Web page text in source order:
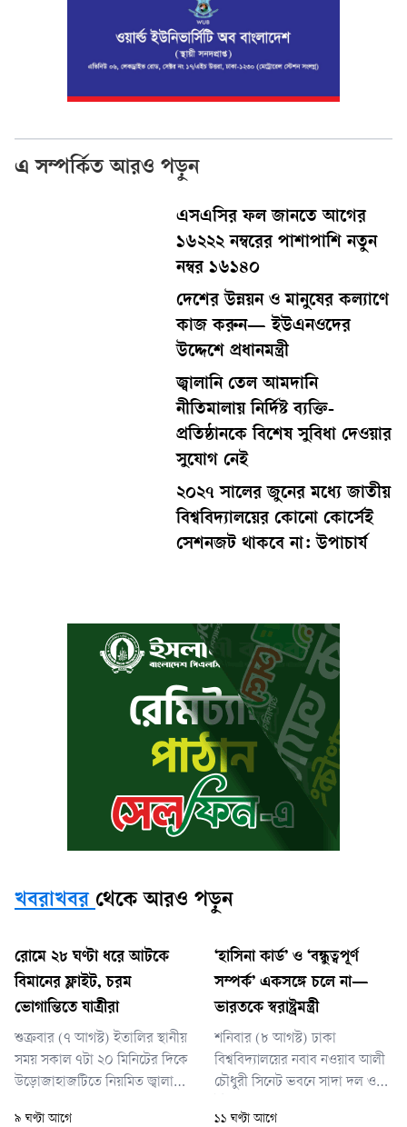
এ সম্পর্কিত আরও পড়ুন
এসএসির ফল জানতে আগের
১৬২২২ নম্বরের পাশাপাশি নতুন
নম্বর ১৬১৪০
দেশের উন্নয়ন ও মানুষের কল্যাণে
কাজ করুন— ইউএনওদের
উদ্দেশে প্রধানমন্ত্রী
জ্বালানি তেল আমদানি
নীতিমালায় নির্দিষ্ট ব্যক্তি-
প্রতিষ্ঠানকে বিশেষ সুবিধা দেওয়ার
সুযোগ নেই
২০২৭ সালের জুনের মধ্যে জাতীয়
বিশ্ববিদ্যালয়ের কোনো কোর্সেই
সেশনজট থাকবে না: উপাচার্য
খবরাখবর থেকে আরও পড়ুন
রোমে ২৮ ঘণ্টা ধরে আটকে
বিমানের ফ্লাইট, চরম
ভোগান্তিতে যাত্রীরা
শুক্রবার (৭ আগস্ট) ইতালির স্থানীয়
সময় সকাল ৭টা ২০ মিনিটের দিকে
উড়োজাহাজটিতে নিয়মিত জ্বালানি
৯ ঘণ্টা আগে
‘হাসিনা কার্ড’ ও ‘বন্ধুত্বপূর্ণ
সম্পর্ক’ একসঙ্গে চলে না—
ভারতকে স্বরাষ্ট্রমন্ত্রী
শনিবার (৮ আগস্ট) ঢাকা
বিশ্ববিদ্যালয়ের নবাব নওয়াব আলী
চৌধুরী সিনেট ভবনে সাদা দল ও
১১ ঘণ্টা আগে